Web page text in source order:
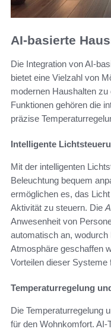
AI-basierte
Die Integration von AI-
bietet eine Vielzahl von
modernen Haushalten
Funktionen gehören die
präzise
Intelligente
Mit der intelligenten
Beleuchtung bequem
ermöglichen es, das
Aktivität zu steuern. Die
Anwesenheit von
automatisch an, wodurch
Atmosphäre geschaffen
Vorteilen dieser Systeme
Temperaturregelung
Die Temperaturregelung
für den Wohnkomfort. AI-